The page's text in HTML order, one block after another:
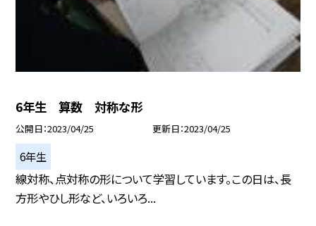
6年生 算数 対称な形
公開日 2023/04/25 更新日 2023/04/25
6年生
線対称、点対称の形について学習しています。この日は、長
方形やひし形など、いろいろ...